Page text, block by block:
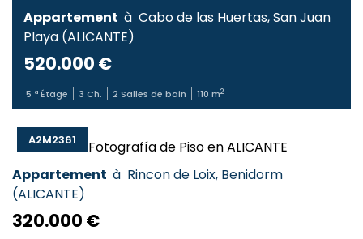
Appartement à Cabo de las Huertas,San Juan
Playa (ALICANTE)
520.000 €
5 ª Étage 3 Ch. 2 Salles de bain 110 m2
A2M2361
Appartement à Rincon de Loix, Benidorm
(ALICANTE)
320.000 €